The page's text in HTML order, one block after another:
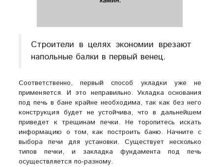
Строители в целях экономии врезают
напольные балки в первый венец.
Соответственно, первый способ укладки уже не
применяется. И это неправильно. Укладка основания
под печь в бане крайне необходима, так как без него
конструкция будет не устойчива, что в дальнейшем
приведет к трещинам печки. Не торопитесь искать
информацию о том, как построить баню. Начните с
выбора печи для установки. Существует несколько
типов печки, и закладка фундамента под печь
осуществляется по-разному.